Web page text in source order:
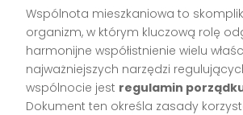
Wspólnota mieszkaniowa to
organizm, w którym kluczową rolę
harmonijne współistnienie wielu
najważniejszych narzędzi
wspólnocie jest regulamin
Dokument ten określa zasady